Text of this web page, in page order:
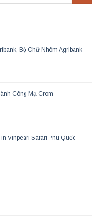
Bộ Chữ Nhôm Agribank
Công Mạ Crom
Vinpearl Safari Phú Quốc